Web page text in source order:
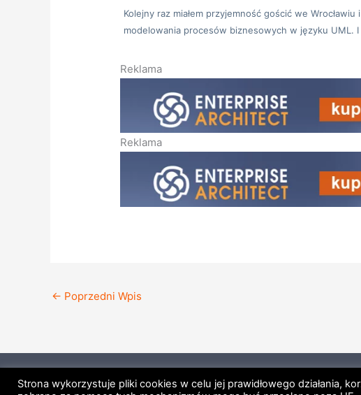
Kolejny raz miałem przyjemność gościć we
modelowania procesów biznesowych w języku UML.
Reklama
Reklama
← Poprzedni Wpis
Strona główna Regulamin Polityka
Strona wykorzystuje pliki cookies w celu jej prawidłowego działania,